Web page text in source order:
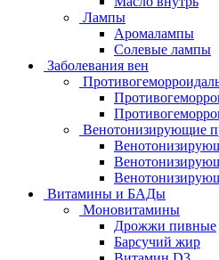
Лампы
Аромалампы
Солевые лампы
Заболевания вен
Венотонизирующие
Витамины и БАДы
Моновитамины
Дрожжи пивные
Барсучий жир